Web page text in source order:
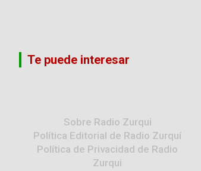
Te puede interesar
Sobre Radio Zurqui
Política Editorial de Radio Zurquí
Política de Privacidad de Radio
Zurqui